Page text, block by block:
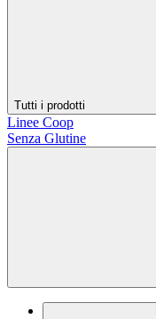
Tutti i prodotti
Linee Coop
Senza Glutine